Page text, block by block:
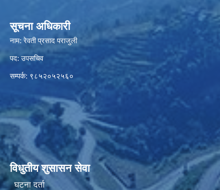
सूचना अधिकारी
नाम: रेवती प्रसाद पराजुली
पद: उपसचिव
सम्पर्क: ९८५२०५२५६०
विधुतीय शुसासन सेवा
घटना दर्ता